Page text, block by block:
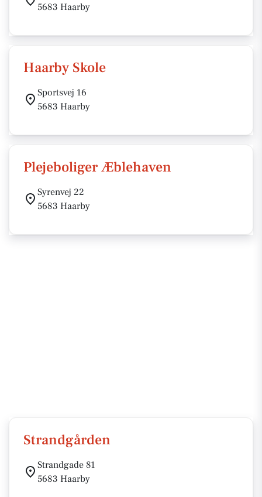
5683 Haarby
Haarby Skole
Sportsvej 16
5683 Haarby
Plejeboliger Æblehaven
Syrenvej 22
5683 Haarby
Strandgården
Strandgade 81
5683 Haarby